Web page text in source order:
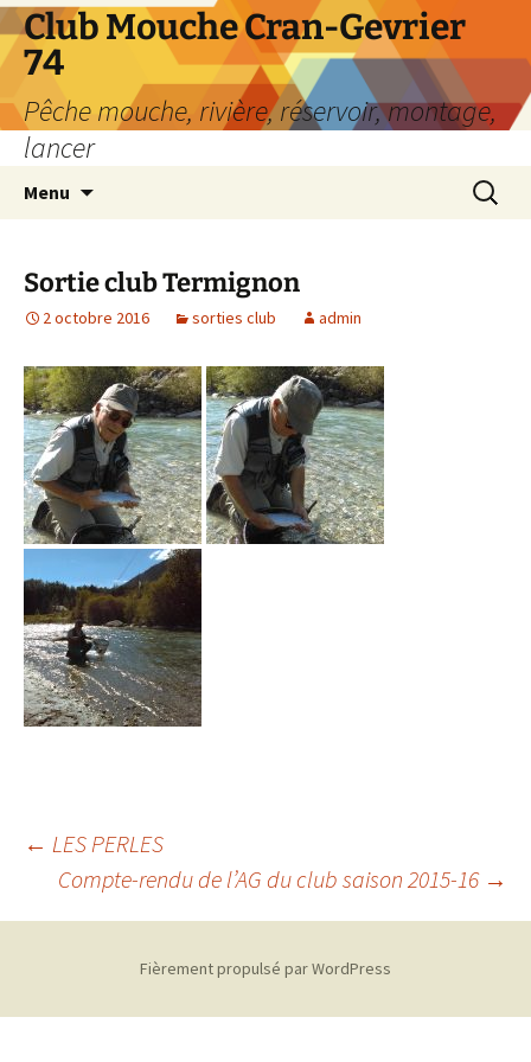
Aller
au
contenu
Club Mouche Cran-Gevrier
74
Pêche mouche, rivière, réservoir, montage,
lancer
Menu
Sortie club Termignon
2 octobre 2016 sorties club admin
Navigation
des
articles
← LES PERLES
Compte-rendu de l’AG du club saison 2015-16 →
Fièrement propulsé par WordPress